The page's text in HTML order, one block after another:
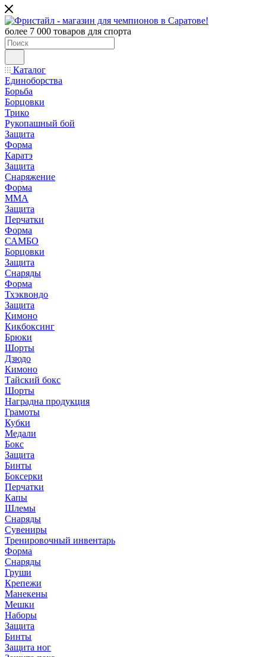
более 7 000 товаров для спорта
Каталог
Единоборства
Борьба
Борцовки
Трико
Рукопашный бой
Защита
Форма
Каратэ
Защита
Снаряжение
Форма
ММА
Защита
Перчатки
Форма
САМБО
Борцовки
Защита
Снаряды
Форма
Тхэквондо
Защита
Кимоно
Кикбоксинг
Брюки
Шорты
Дзюдо
Кимоно
Тайский бокс
Шорты
Наградна продукция
Грамоты
Кубки
Медали
Бокс
Защита
Бинты
Боксерки
Перчатки
Капы
Шлемы
Снаряды
Сувениры
Тренировочный инвентарь
Форма
Снаряды
Груши
Крепежи
Манекены
Мешки
Наборы
Защита
Бинты
Защита ног